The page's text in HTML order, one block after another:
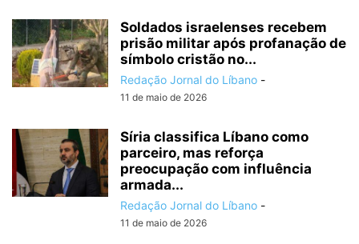
Soldados israelenses recebem
prisão militar após profanação de
símbolo cristão no...
Redação Jornal do Líbano -
11 de maio de 2026
Síria classifica Líbano como
parceiro, mas reforça
preocupação com influência
armada...
Redação Jornal do Líbano -
11 de maio de 2026